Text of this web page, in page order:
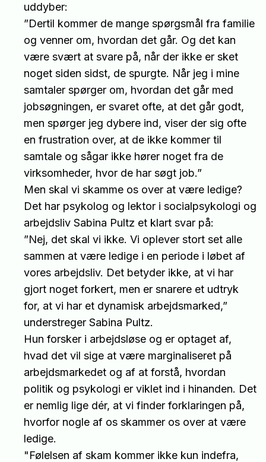
uddyber:
”Dertil kommer de mange spørgsmål fra familie
og venner om, hvordan det går. Og det kan
være svært at svare på, når der ikke er sket
noget siden sidst, de spurgte. Når jeg i mine
samtaler spørger om, hvordan det går med
jobsøgningen, er svaret ofte, at det går godt,
men spørger jeg dybere ind, viser der sig ofte
en frustration over, at de ikke kommer til
samtale og sågar ikke hører noget fra de
virksomheder, hvor de har søgt job.”
Men skal vi skamme os over at være ledige?
Det har psykolog og lektor i socialpsykologi og
arbejdsliv Sabina Pultz et klart svar på:
”Nej, det skal vi ikke. Vi oplever stort set alle
sammen at være ledige i en periode i løbet af
vores arbejdsliv. Det betyder ikke, at vi har
gjort noget forkert, men er snarere et udtryk
for, at vi har et dynamisk arbejdsmarked,”
understreger Sabina Pultz.
Hun forsker i arbejdsløse og er optaget af,
hvad det vil sige at være marginaliseret på
arbejdsmarkedet og af at forstå, hvordan
politik og psykologi er viklet ind i hinanden. Det
er nemlig lige dér, at vi finder forklaringen på,
hvorfor nogle af os skammer os over at være
ledige.
"Følelsen af skam kommer ikke kun indefra,